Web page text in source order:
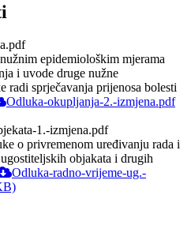
epidemiološkim mjerama
i uvode druge nužne
radi sprječavanja prijenosa bolesti
Odluka-okupljanja-2.-izmjena.pdf
o privremenom uređivanju rada i
objakata i drugih
Odluka-radno-vrijeme-ug.-